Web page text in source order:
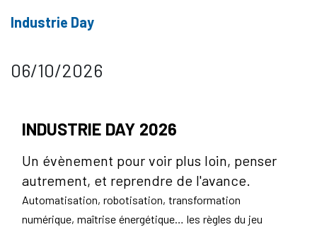
Industrie Day
06/10/2026
INDUSTRIE DAY 2026
Un évènement pour voir plus loin, penser
autrement, et reprendre de l'avance.
Automatisation, robotisation, transformation
numérique, maîtrise énergétique… les règles du jeu